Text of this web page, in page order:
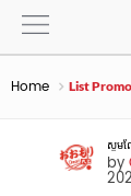
Home List
សូមណ
by